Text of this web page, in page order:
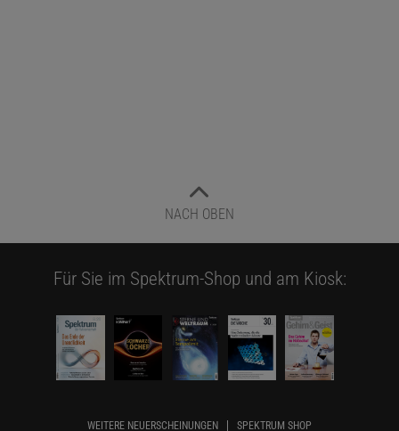
NACH OBEN
Für Sie im Spektrum-Shop und am Kiosk:
WEITERE NEUERSCHEINUNGEN SPEKTRUM SHOP